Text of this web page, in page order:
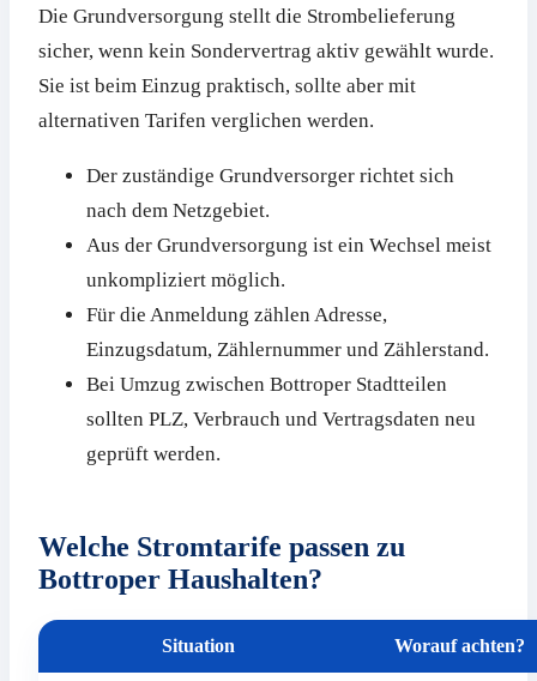
Die Grundversorgung stellt die Strombelieferung
sicher, wenn kein Sondervertrag aktiv gewählt wurde.
Sie ist beim Einzug praktisch, sollte aber mit
alternativen Tarifen verglichen werden.
Der zuständige Grundversorger richtet sich
nach dem Netzgebiet.
Aus der Grundversorgung ist ein Wechsel meist
unkompliziert möglich.
Für die Anmeldung zählen Adresse,
Einzugsdatum, Zählernummer und Zählerstand.
Bei Umzug zwischen Bottroper Stadtteilen
sollten PLZ, Verbrauch und Vertragsdaten neu
geprüft werden.
Welche Stromtarife passen zu
Bottroper Haushalten?
Situation Worauf achten?